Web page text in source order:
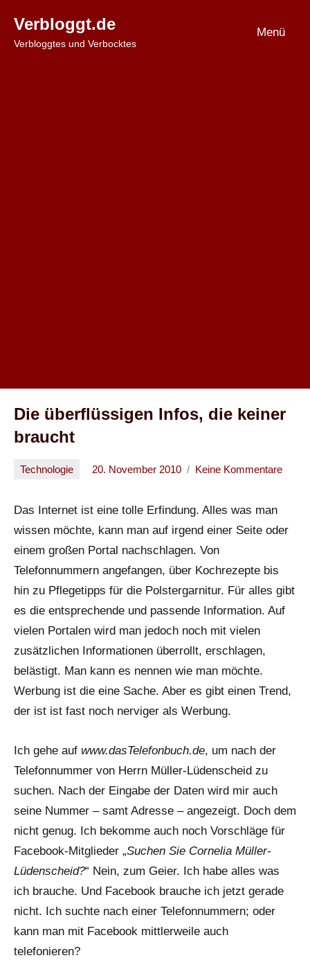
Inhalt
springen
Verbloggt.de
Verbloggtes und Verbocktes
Menü
Die überflüssigen Infos, die keiner
braucht
Technologie 20. November 2010 Keine Kommentare
Das Internet ist eine tolle Erfindung. Alles was man
wissen möchte, kann man auf irgend einer Seite oder
einem großen Portal nachschlagen. Von
Telefonnummern angefangen, über Kochrezepte bis
hin zu Pflegetipps für die Polstergarnitur. Für alles gibt
es die entsprechende und passende Information. Auf
vielen Portalen wird man jedoch noch mit vielen
zusätzlichen Informationen überrollt, erschlagen,
belästigt. Man kann es nennen wie man möchte.
Werbung ist die eine Sache. Aber es gibt einen Trend,
der ist ist fast noch nerviger als Werbung.
Ich gehe auf www.dasTelefonbuch.de, um nach der
Telefonnummer von Herrn Müller-Lüdenscheid zu
suchen. Nach der Eingabe der Daten wird mir auch
seine Nummer – samt Adresse – angezeigt. Doch dem
nicht genug. Ich bekomme auch noch Vorschläge für
Facebook-Mitglieder „Suchen Sie Cornelia Müller-
Lüdenscheid?“ Nein, zum Geier. Ich habe alles was
ich brauche. Und Facebook brauche ich jetzt gerade
nicht. Ich suchte nach einer Telefonnummern; oder
kann man mit Facebook mittlerweile auch
telefonieren?